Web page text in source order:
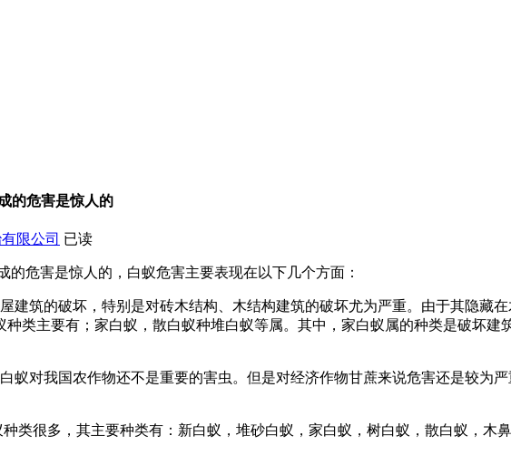
的危害是惊人的
限公司 已读
的危害是惊人的，白蚁危害主要表现在以下几个方面：
建筑的破坏，特别是对砖木结构、木结构建筑的破坏尤为严重。由于其隐藏
类主要有；家白蚁，散白蚁种堆白蚁等属。其中，家白蚁属的种类是破坏
蚁对我国农作物还不是重要的害虫。但是对经济作物甘蔗来说危害还是较为
类很多，其主要种类有：新白蚁，堆砂白蚁，家白蚁，树白蚁，散白蚁，木